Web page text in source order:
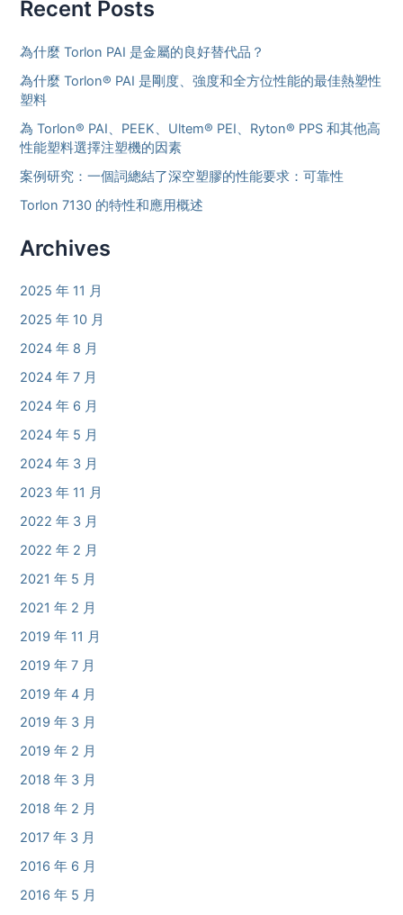
Recent Posts
為什麼 Torlon PAI 是金屬的良好替代品？
為什麼 Torlon® PAI 是剛度、強度和全方位性能的最佳熱塑性
塑料
為 Torlon® PAI、PEEK、Ultem® PEI、Ryton® PPS 和其他高
性能塑料選擇注塑機的因素
案例研究：一個詞總結了深空塑膠的性能要求：可靠性
Torlon 7130 的特性和應用概述
Archives
2025 年 11 月
2025 年 10 月
2024 年 8 月
2024 年 7 月
2024 年 6 月
2024 年 5 月
2024 年 3 月
2023 年 11 月
2022 年 3 月
2022 年 2 月
2021 年 5 月
2021 年 2 月
2019 年 11 月
2019 年 7 月
2019 年 4 月
2019 年 3 月
2019 年 2 月
2018 年 3 月
2018 年 2 月
2017 年 3 月
2016 年 6 月
2016 年 5 月